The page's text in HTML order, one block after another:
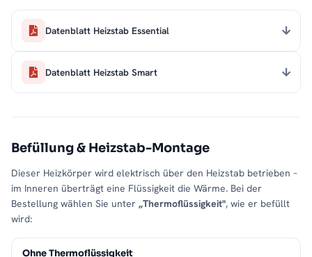
Datenblatt Heizstab Essential
Datenblatt Heizstab Smart
Befüllung & Heizstab-Montage
Dieser Heizkörper wird elektrisch über den Heizstab betrieben –
im Inneren überträgt eine Flüssigkeit die Wärme. Bei der
Bestellung wählen Sie unter „Thermoflüssigkeit", wie er befüllt
wird:
Ohne Thermoflüssigkeit